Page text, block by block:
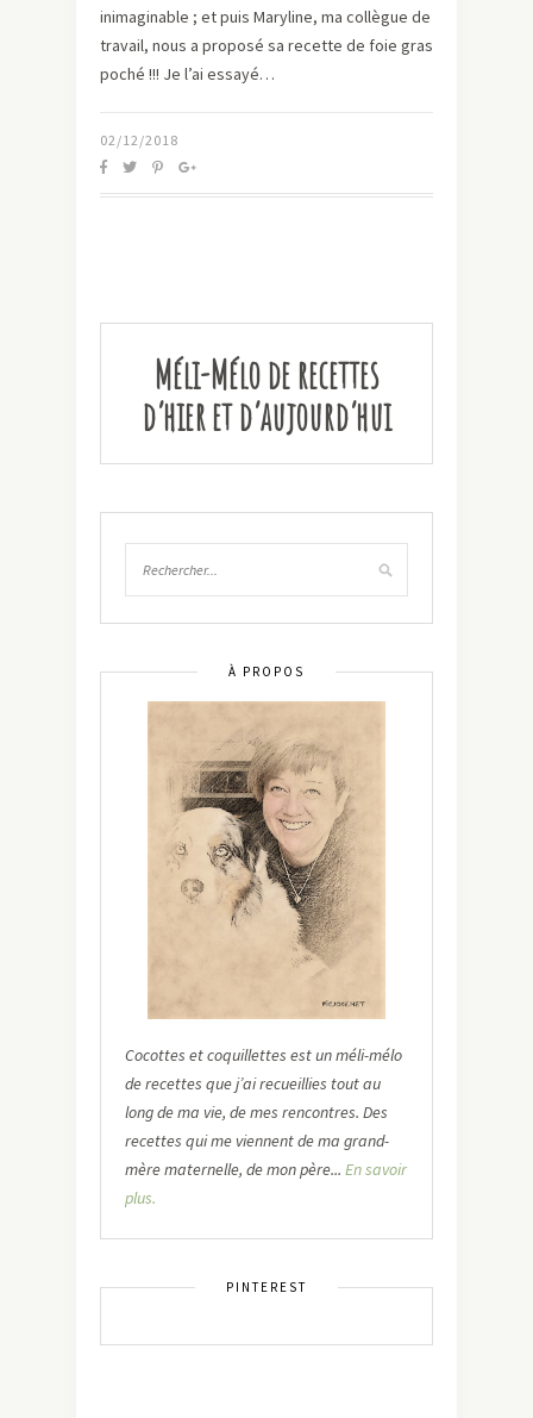
inimaginable ; et puis Maryline, ma collègue de
travail, nous a proposé sa recette de foie gras
poché !!! Je l’ai essayé…
02/12/2018
Méli-Mélo de recettes
d’hier et d’aujourd’hui
À PROPOS
Cocottes et coquillettes est un méli-mélo
de recettes que j’ai recueillies tout au
long de ma vie, de mes rencontres. Des
recettes qui me viennent de ma grand-
mère maternelle, de mon père... En savoir
plus.
PINTEREST